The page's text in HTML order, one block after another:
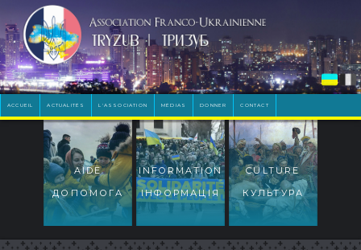
ACCUEIL ACTUALITÉS L'ASSOCIATION MÉDIAS DONNER CONTACT
AIDE
ДОПОМОГА
INFORMATION
ІНФОРМАЦІЯ
CULTURE
КУЛЬТУРА